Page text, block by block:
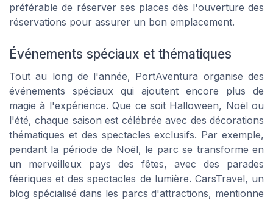
préférable de réserver ses places dès l'ouverture des
réservations pour assurer un bon emplacement.
Événements spéciaux et thématiques
Tout au long de l'année, PortAventura organise des
événements spéciaux qui ajoutent encore plus de
magie à l'expérience. Que ce soit Halloween, Noël ou
l'été, chaque saison est célébrée avec des décorations
thématiques et des spectacles exclusifs. Par exemple,
pendant la période de Noël, le parc se transforme en
un merveilleux pays des fêtes, avec des parades
féeriques et des spectacles de lumière. CarsTravel, un
blog spécialisé dans les parcs d'attractions, mentionne